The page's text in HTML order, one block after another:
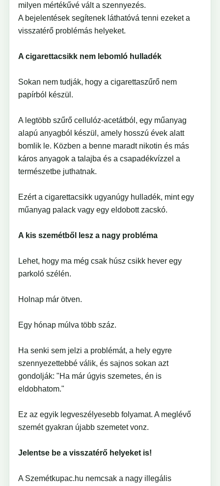
milyen mértékűvé vált a szennyezés.
A bejelentések segítenek láthatóvá tenni ezeket a
visszatérő problémás helyeket.
A cigarettacsikk nem lebomló hulladék
Sokan nem tudják, hogy a cigarettaszűrő nem
papírból készül.
A legtöbb szűrő cellulóz-acetátból, egy műanyag
alapú anyagból készül, amely hosszú évek alatt
bomlik le. Közben a benne maradt nikotin és más
káros anyagok a talajba és a csapadékvízzel a
természetbe juthatnak.
Ezért a cigarettacsikk ugyanúgy hulladék, mint egy
műanyag palack vagy egy eldobott zacskó.
A kis szemétből lesz a nagy probléma
Lehet, hogy ma még csak húsz csikk hever egy
parkoló szélén.
Holnap már ötven.
Egy hónap múlva több száz.
Ha senki sem jelzi a problémát, a hely egyre
szennyezettebbé válik, és sajnos sokan azt
gondolják: "Ha már úgyis szemetes, én is
eldobhatom."
Ez az egyik legveszélyesebb folyamat. A meglévő
szemét gyakran újabb szemetet vonz.
Jelentse be a visszatérő helyeket is!
A Szemétkupac.hu nemcsak a nagy illegális